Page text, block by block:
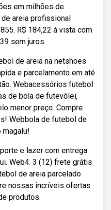
em milhões de
areia profissional
R$ 184,22 à vista com
sem juros.
de areia na netshoes
e parcelamento em até
Webacessórios futebol
de bola de futevôlei,
menor preço. Compre
Webbola de futebol de
magalu!
e lazer com entrega
Web4. 3 (12) frete grátis
de areia parcelado
nossas incríveis ofertas
produtos.